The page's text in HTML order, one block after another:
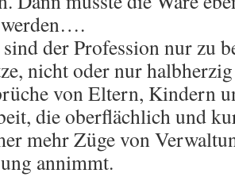
der Profession nur zu
nicht oder nur
von Eltern, Kindern
die oberflächlich und
mehr Züge von
annimmt.